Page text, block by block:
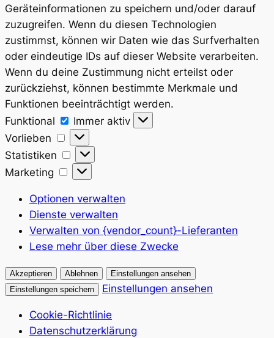
Geräteinformationen zu speichern und/oder darauf
zuzugreifen. Wenn du diesen Technologien
zustimmst, können wir Daten wie das Surfverhalten
oder eindeutige IDs auf dieser Website verarbeiten.
Wenn du deine Zustimmung nicht erteilst oder
zurückziehst, können bestimmte Merkmale und
Funktionen beeinträchtigt werden.
Funktional
Funktional
Immer aktiv
Vorlieben
Vorlieben
Statistiken
Statistiken
Marketing
Marketing
Optionen verwalten
Dienste verwalten
Verwalten von {vendor_count}-Lieferanten
Lese mehr über diese Zwecke
Akzeptieren Ablehnen
Einstellungen ansehen
Einstellungen speichern
Einstellungen ansehen
Cookie-Richtlinie
Datenschutzerklärung